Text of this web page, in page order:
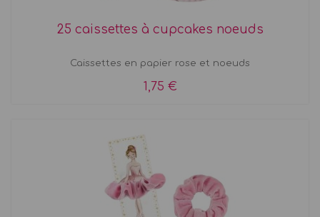
25 caissettes à cupcakes noeuds
Caissettes en papier rose et noeuds
1,75 €